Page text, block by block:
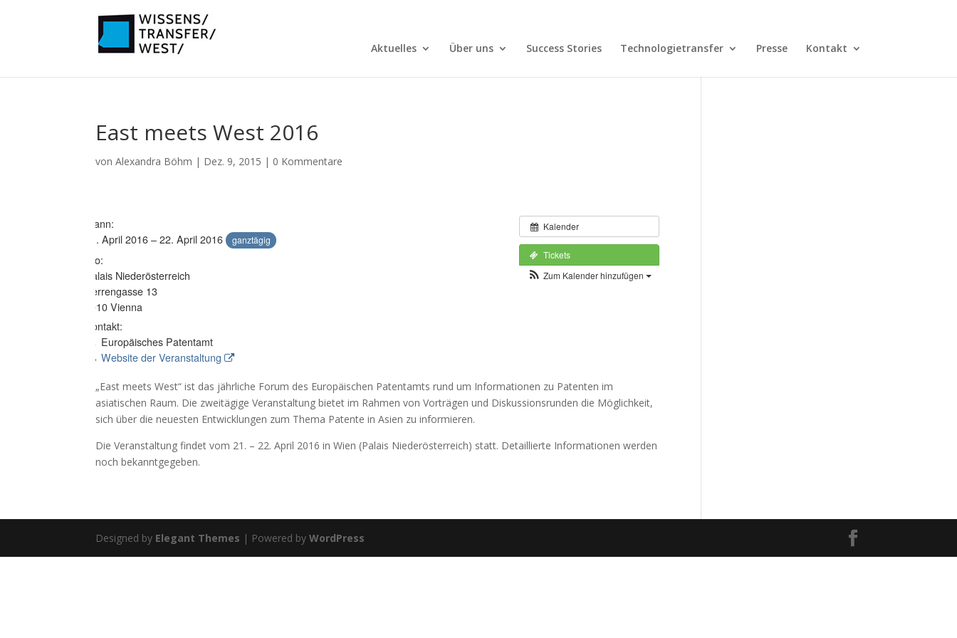
Aktuelles Über uns Success Stories Technologietransfer Presse Kontakt
East meets West 2016
vonAlexandra Böhm | Dez. 9, 2015 | 0 Kommentare
Kalender
Tickets
Zum Kalender hinzufügen
Wann:
21. April 2016 – 22. April 2016 ganztägig
Wo:
Palais Niederösterreich
Herrengasse 13
1010 Vienna
Kontakt:
Europäisches Patentamt
Website der Veranstaltung
„East meets West“ ist das jährliche Forum des Europäischen Patentamts rund um Informationen zu Patenten im
asiatischen Raum. Die zweitägige Veranstaltung bietet im Rahmen von Vorträgen und Diskussionsrunden die Möglichkeit,
sich über die neuesten Entwicklungen zum Thema Patente in Asien zu informieren.
Die Veranstaltung findet vom 21. – 22. April 2016 in Wien (Palais Niederösterreich) statt. Detaillierte Informationen werden
noch bekanntgegeben.
Designed by Elegant Themes | Powered byWordPress